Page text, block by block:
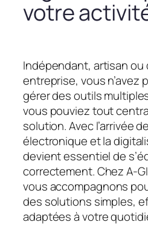
votre
Indépendant, artisan
entreprise, vous n’avez
gérer des outils
vous pouviez tout
solution. Avec l’arrivée
électronique et la
devient essentiel de
correctement. Chez A-
vous accompagnons
des solutions simples,
adaptées à votre